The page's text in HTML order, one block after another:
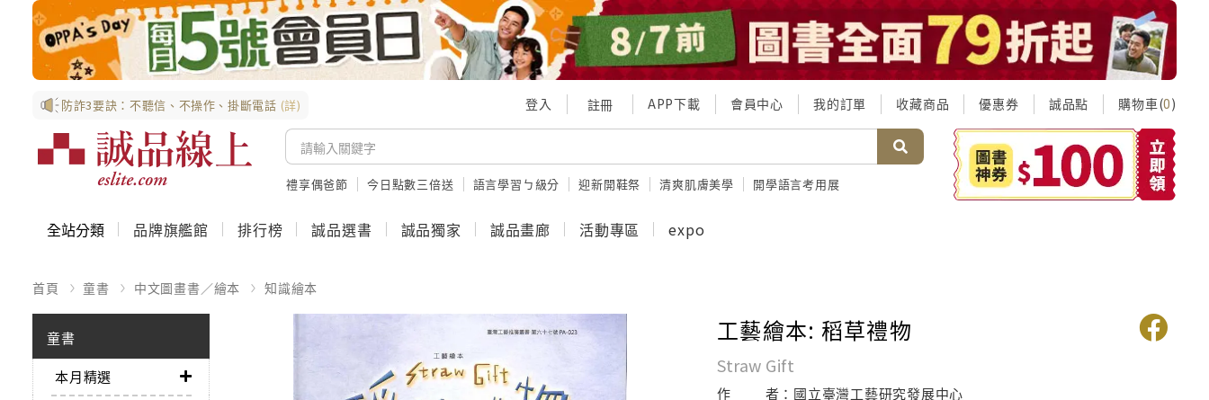
防詐3要訣：不聽信、不操作、掛斷電話 (詳) 登入 註冊 APP下載 會員中心 我的訂單 收藏商品 優惠券 誠品點 購物車(0)
禮享偶爸節 今日點數三倍送 語言學習ㄅ級分 迎新開鞋祭 清爽肌膚美學 開學語言考用展
全站分類 品牌旗艦館 排行榜 誠品選書 誠品獨家 誠品畫廊 活動專區 expo
首頁 童書 中文圖畫書／繪本 知識繪本
童書
本月精選
工藝繪本: 稻草禮物
Straw Gift
作 者： 國立臺灣工藝研究發展中心